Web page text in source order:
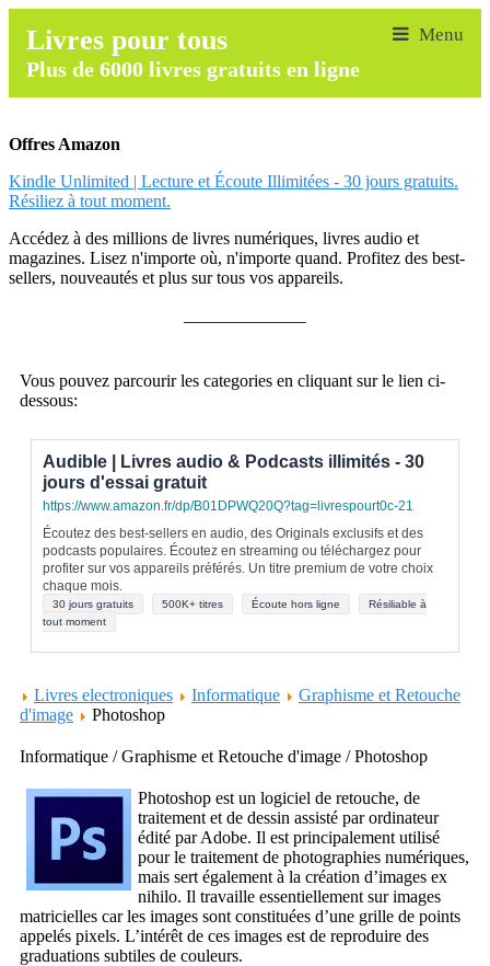
Livres pour tous
Plus de 6000 livres gratuits en ligne
Offres Amazon
Kindle Unlimited | Lecture et Écoute Illimitées - 30 jours gratuits.
Résiliez à tout moment.
Accédez à des millions de livres numériques, livres audio et
magazines. Lisez n'importe où, n'importe quand. Profitez des best-
sellers, nouveautés et plus sur tous vos appareils.
Vous pouvez parcourir les categories en cliquant sur le lien ci-
dessous:
Audible | Livres audio & Podcasts illimités - 30
jours d'essai gratuit
https://www.amazon.fr/dp/B01DPWQ20Q?tag=livrespourt0c-21
Écoutez des best-sellers en audio, des Originals exclusifs et des
podcasts populaires. Écoutez en streaming ou téléchargez pour
profiter sur vos appareils préférés. Un titre premium de votre choix
chaque mois.
30 jours gratuits 500K+ titres Écoute hors ligne
Résiliable à
tout moment
Livres electroniques Informatique
Graphisme et Retouche
d'image
Photoshop
Informatique / Graphisme et Retouche d'image / Photoshop
Photoshop est un logiciel de retouche, de
traitement et de dessin assisté par ordinateur
édité par Adobe. Il est principalement utilisé
pour le traitement de photographies numériques,
mais sert également à la création d’images ex
nihilo. Il travaille essentiellement sur images
matricielles car les images sont constituées d’une grille de points
appelés pixels. L’intérêt de ces images est de reproduire des
graduations subtiles de couleurs.